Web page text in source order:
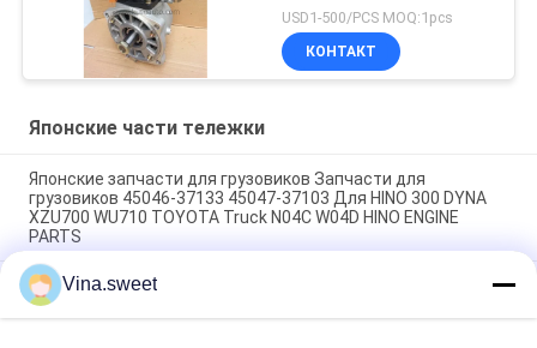
компрессора воздуха 3
слоев для бренда HINO
700 Profia E13C HNTC
USD1-500/PCS MOQ:1pcs
КОНТАКТ
Японские части тележки
Японские запчасти для грузовиков Запчасти для
грузовиков 45046-37133 45047-37103 Для HINO 300 DYNA
XZU700 WU710 TOYOTA Truck N04C W04D HINO ENGINE
PARTS
Японские запчасти для грузовиков 45430-1740 45420-1740
Для HINO SUPERNGER RK1J AK3H F3H
Vina.sweet